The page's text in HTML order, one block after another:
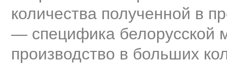
количества полученной в
— специфика белорусской
производство в больших